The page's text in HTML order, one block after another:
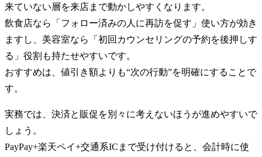
来ていない層を来店まで動かしやすくなります。
飲食店なら「フォロー済みの人に再訪を促す」使い方が効き
ますし、美容室なら「初回カウンセリングの予約を後押しす
る」役割も持たせやすいです。
おすすめは、値引き額よりも“次の行動”を明確にすることで
す。
実務では、決済と販促を別々に考えないほうが進めやすいで
しょう。
PayPay+楽天ペイ+交通系ICまで受け付けると、会計時に使